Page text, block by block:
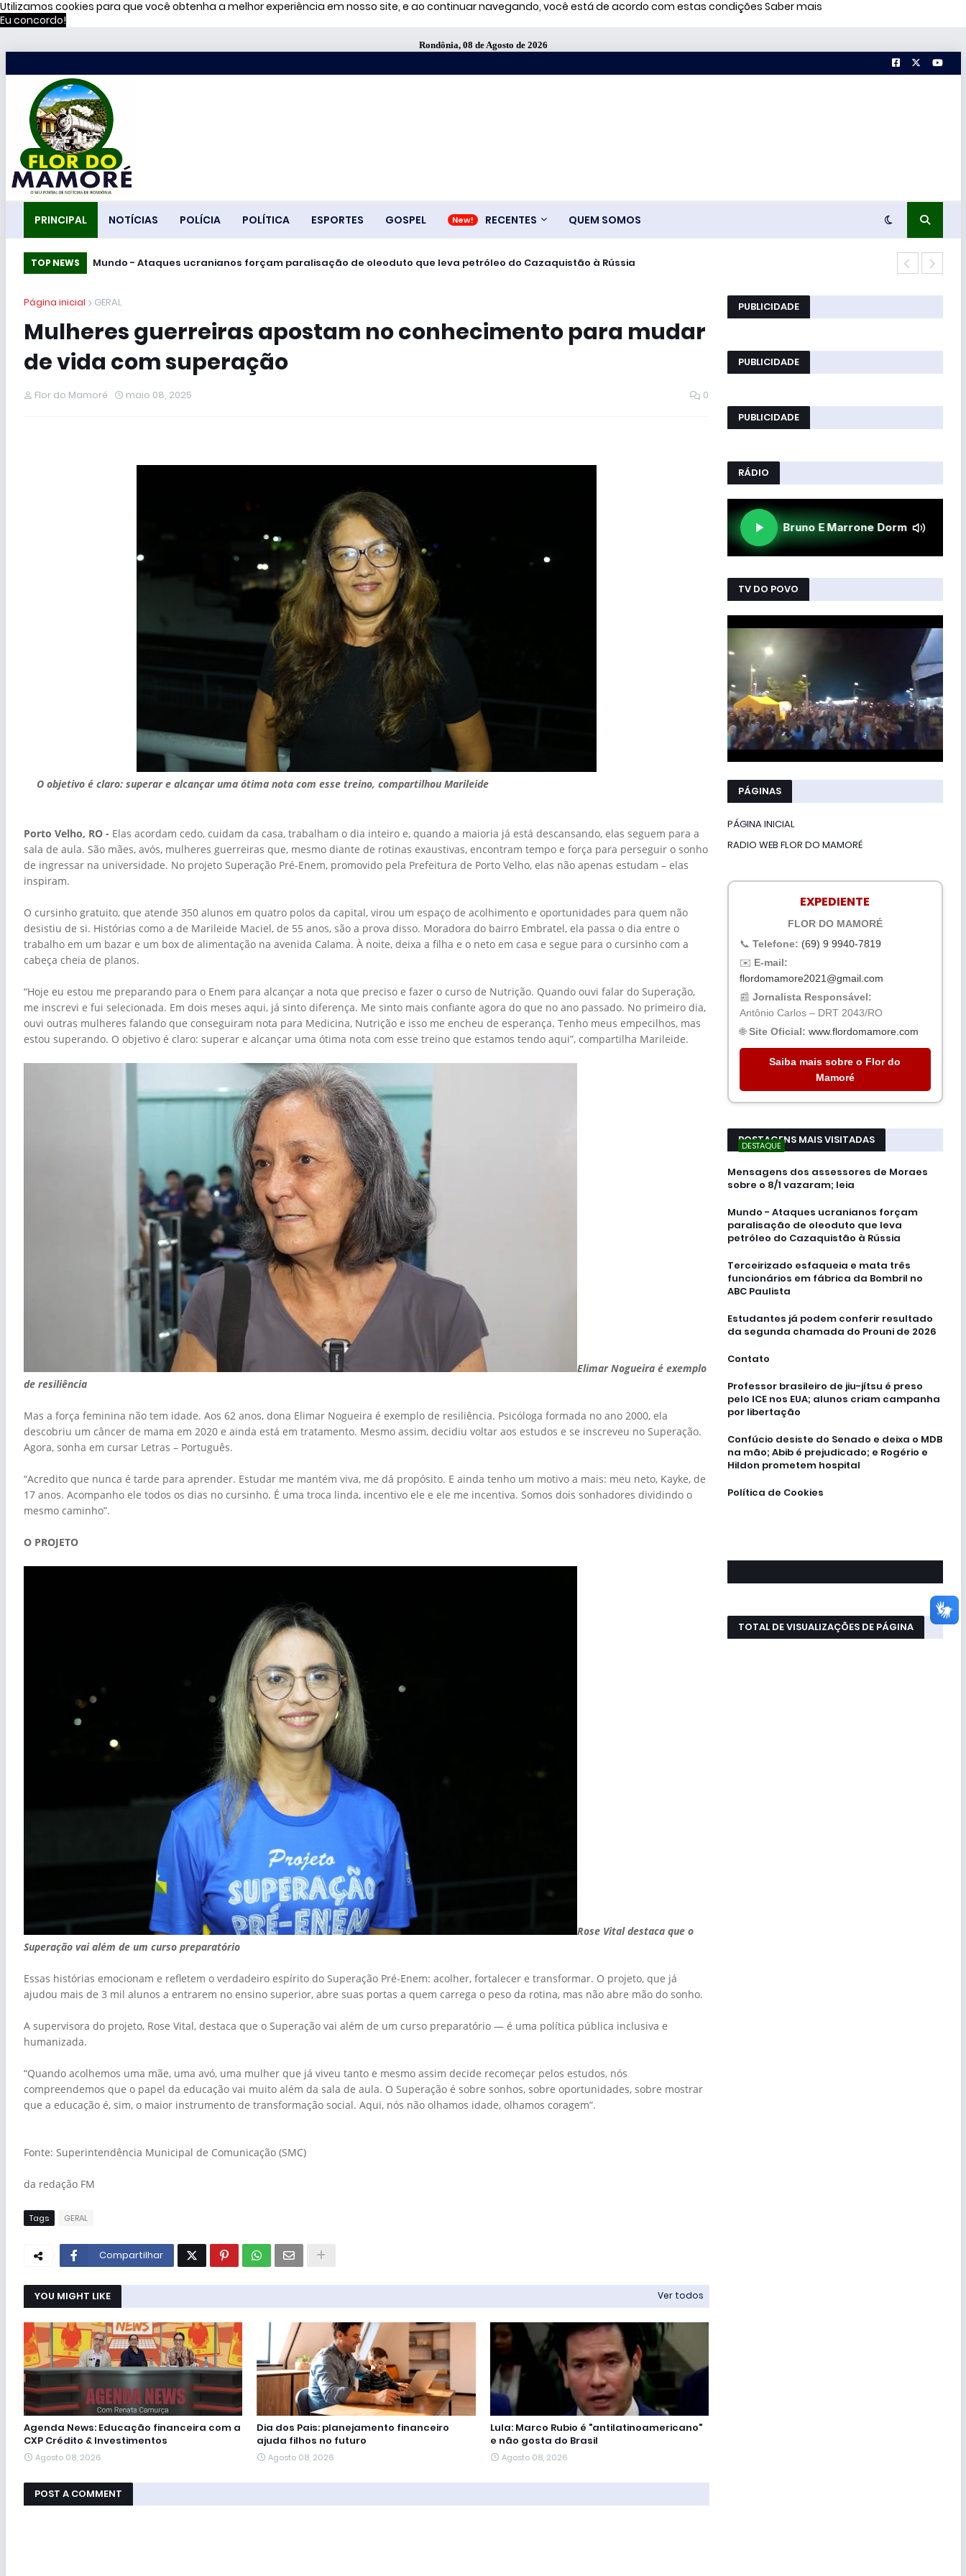
Utilizamos cookies para que você obtenha a melhor experiência em nosso site, e ao continuar navegando, você está de acordo com estas condições Saber mais
Eu concordo!
Rondônia, 08 de Agosto de 2026
PRINCIPAL NOTÍCIAS POLÍCIA POLÍTICA ESPORTES GOSPEL RECENTES QUEM SOMOS
TOP NEWS Mundo - Ataques ucranianos forçam paralisação de oleoduto que leva petróleo do Cazaquistão à Rússia
Página inicial GERAL
Mulheres guerreiras apostam no conhecimento para mudar
de vida com superação
Flor do Mamoré maio 08, 2025 0
O objetivo é claro: superar e alcançar uma ótima nota com esse treino, compartilhou Marileide
Porto Velho, RO - Elas acordam cedo, cuidam da casa, trabalham o dia inteiro e, quando a maioria já está descansando, elas seguem para a
sala de aula. São mães, avós, mulheres guerreiras que, mesmo diante de rotinas exaustivas, encontram tempo e força para perseguir o sonho
de ingressar na universidade. No projeto Superação Pré-Enem, promovido pela Prefeitura de Porto Velho, elas não apenas estudam – elas
inspiram.
O cursinho gratuito, que atende 350 alunos em quatro polos da capital, virou um espaço de acolhimento e oportunidades para quem não
desistiu de si. Histórias como a de Marileide Maciel, de 55 anos, são a prova disso. Moradora do bairro Embratel, ela passa o dia entre o
trabalho em um bazar e um box de alimentação na avenida Calama. À noite, deixa a filha e o neto em casa e segue para o cursinho com a
cabeça cheia de planos.
“Hoje eu estou me preparando para o Enem para alcançar a nota que preciso e fazer o curso de Nutrição. Quando ouvi falar do Superação,
me inscrevi e fui selecionada. Em dois meses aqui, já sinto diferença. Me sinto mais confiante agora do que no ano passado. No primeiro dia,
ouvi outras mulheres falando que conseguiram nota para Medicina, Nutrição e isso me encheu de esperança. Tenho meus empecilhos, mas
estou superando. O objetivo é claro: superar e alcançar uma ótima nota com esse treino que estamos tendo aqui”, compartilha Marileide.
Elimar Nogueira é exemplo
de resiliência
Mas a força feminina não tem idade. Aos 62 anos, dona Elimar Nogueira é exemplo de resiliência. Psicóloga formada no ano 2000, ela
descobriu um câncer de mama em 2020 e ainda está em tratamento. Mesmo assim, decidiu voltar aos estudos e se inscreveu no Superação.
Agora, sonha em cursar Letras – Português.
“Acredito que nunca é tarde para aprender. Estudar me mantém viva, me dá propósito. E ainda tenho um motivo a mais: meu neto, Kayke, de
17 anos. Acompanho ele todos os dias no cursinho. É uma troca linda, incentivo ele e ele me incentiva. Somos dois sonhadores dividindo o
mesmo caminho”.
O PROJETO
Rose Vital destaca que o
Superação vai além de um curso preparatório
Essas histórias emocionam e refletem o verdadeiro espírito do Superação Pré-Enem: acolher, fortalecer e transformar. O projeto, que já
ajudou mais de 3 mil alunos a entrarem no ensino superior, abre suas portas a quem carrega o peso da rotina, mas não abre mão do sonho.
A supervisora do projeto, Rose Vital, destaca que o Superação vai além de um curso preparatório — é uma política pública inclusiva e
humanizada.
“Quando acolhemos uma mãe, uma avó, uma mulher que já viveu tanto e mesmo assim decide recomeçar pelos estudos, nós
compreendemos que o papel da educação vai muito além da sala de aula. O Superação é sobre sonhos, sobre oportunidades, sobre mostrar
que a educação é, sim, o maior instrumento de transformação social. Aqui, nós não olhamos idade, olhamos coragem”.
Fonte: Superintendência Municipal de Comunicação (SMC)
da redação FM
Tags GERAL
Compartilhar
YOU MIGHT LIKE Ver todos
Agenda News: Educação financeira com a
CXP Crédito & Investimentos
Agosto 08, 2026
Dia dos Pais: planejamento financeiro
ajuda filhos no futuro
Agosto 08, 2026
Lula: Marco Rubio é "antilatinoamericano"
e não gosta do Brasil
Agosto 08, 2026
POST A COMMENT
PUBLICIDADE
PUBLICIDADE
PUBLICIDADE
RÁDIO
TV DO POVO
PÁGINAS
PÁGINA INICIAL
RADIO WEB FLOR DO MAMORÉ
EXPEDIENTE
FLOR DO MAMORÉ
📞 Telefone: (69) 9 9940-7819
✉️ E-mail:
flordomamore2021@gmail.com
📰 Jornalista Responsável:
Antônio Carlos – DRT 2043/RO
🌐Site Oficial: www.flordomamore.com
Saiba mais sobre o Flor do
Mamoré
POSTAGENS MAIS VISITADAS
DESTAQUE
Mensagens dos assessores de Moraes
sobre o 8/1 vazaram; leia
Mundo - Ataques ucranianos forçam
paralisação de oleoduto que leva
petróleo do Cazaquistão à Rússia
Terceirizado esfaqueia e mata três
funcionários em fábrica da Bombril no
ABC Paulista
Estudantes já podem conferir resultado
da segunda chamada do Prouni de 2026
Contato
Professor brasileiro de jiu-jítsu é preso
pelo ICE nos EUA; alunos criam campanha
por libertação
Confúcio desiste do Senado e deixa o MDB
na mão; Abib é prejudicado; e Rogério e
Hildon prometem hospital
Política de Cookies
TOTAL DE VISUALIZAÇÕES DE PÁGINA